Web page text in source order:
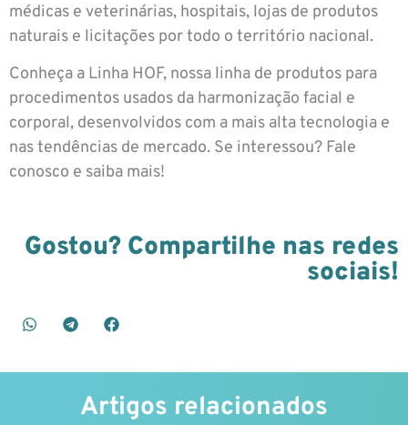
médicas e veterinárias, hospitais, lojas de produtos
naturais e licitações por todo o território nacional.
Conheça a Linha HOF, nossa linha de produtos para
procedimentos usados da harmonização facial e
corporal, desenvolvidos com a mais alta tecnologia e
nas tendências de mercado. Se interessou? Fale
conosco e saiba mais!
Gostou? Compartilhe nas redes
sociais!
Artigos relacionados